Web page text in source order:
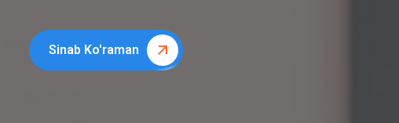
Sinab Ko'raman